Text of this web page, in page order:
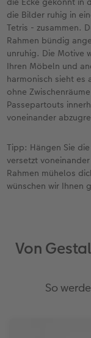
die Bilder ruhig in
Tetris - zusammen.
Rahmen bündig
unruhig. Die Motive
Ihren Möbeln und
harmonisch sieht es
ohne
Passepartouts
voneinander
Tipp: Hängen Sie
versetzt
Rahmen mühelos
wünschen wir Ihnen
Von
So